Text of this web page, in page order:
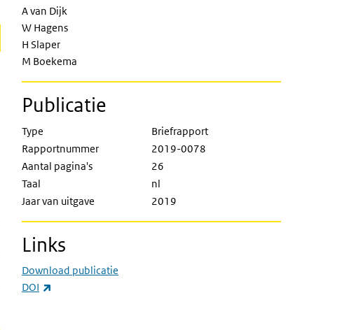
A van Dijk
W Hagens
H Slaper
M Boekema
Publicatie
Type
Briefrapport
Rapportnummer
2019-0078
Aantal pagina's
26
Taal
nl
Jaar van uitgave
2019
Links
Download publicatie
DOI